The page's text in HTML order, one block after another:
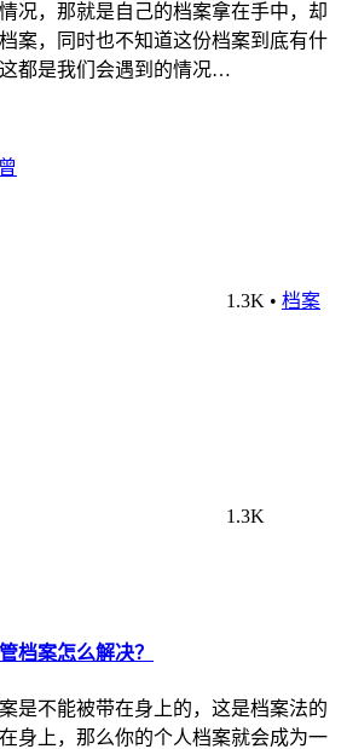
况，那就是自己的档案拿在手中，却
案，同时也不知道这份档案到底有什
都是我们会遇到的情况…
1.3K • 档案
1.3K
档案怎么解决？
是不能被带在身上的，这是档案法的
身上，那么你的个人档案就会成为一